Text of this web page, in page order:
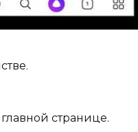
странице.